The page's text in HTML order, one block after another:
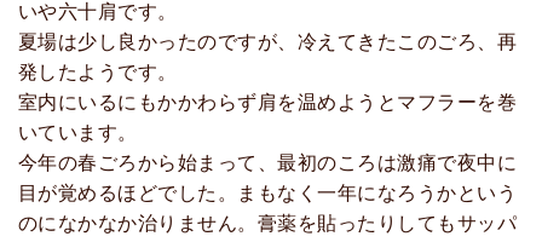
いや六十肩です。
夏場は少し良かったのですが、冷えてきたこのごろ、再
発したようです。
室内にいるにもかかわらず肩を温めようとマフラーを巻
いています。
今年の春ごろから始まって、最初のころは激痛で夜中に
目が覚めるほどでした。まもなく一年になろうかという
のになかなか治りません。膏薬を貼ったりしてもサッパ